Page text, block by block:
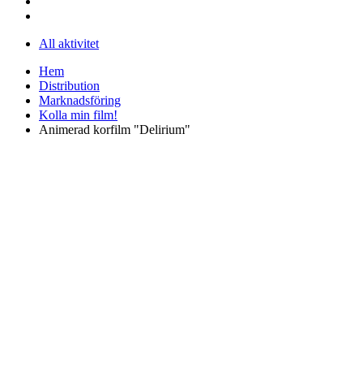
All aktivitet
Hem
Distribution
Marknadsföring
Kolla min film!
Animerad korfilm "Delirium"